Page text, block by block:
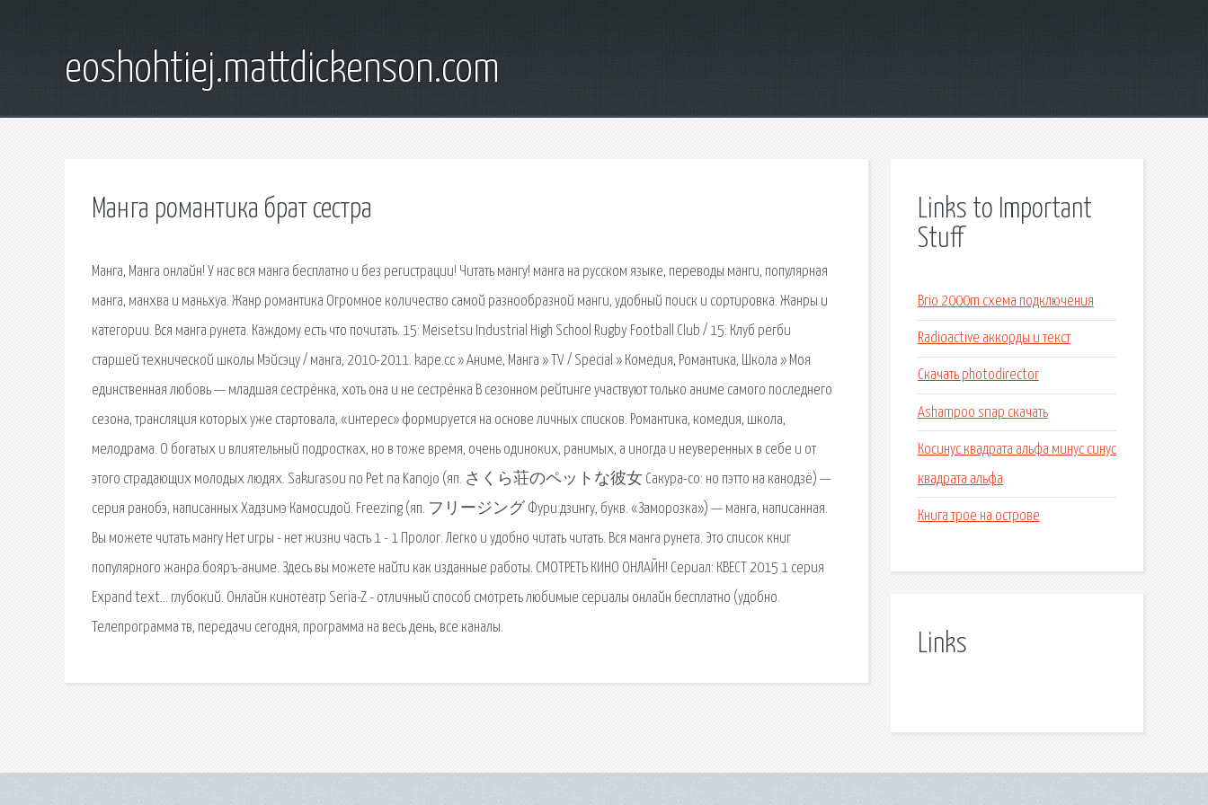
eoshohtiej.mattdickenson.com
Манга романтика брат сестра
Манга, Манга онлайн! У нас вся манга бесплатно и без регистрации! Читать мангу! манга на русском языке, переводы манги, популярная
манга, манхва и маньхуа. Жанр романтика Огромное количество самой разнообразной манги, удобный поиск и сортировка. Жанры и
категории. Вся манга рунета. Каждому есть что почитать. 15: Meisetsu Industrial High School Rugby Football Club / 15: Клуб регби
старшей технической школы Мэйсэцу / манга, 2010-2011. kape.cc » Аниме, Манга » TV / Special » Комедия, Романтика, Школа » Моя
единственная любовь — младшая сестрёнка, хоть она и не сестрёнка В сезонном рейтинге участвуют только аниме самого последнего
сезона, трансляция которых уже стартовала, «интерес» формируется на основе личных списков. Романтика, комедия, школа,
мелодрама. О богатых и влиятельный подростках, но в тоже время, очень одиноких, ранимых, а иногда и неуверенных в себе и от
этого страдающих молодых людях. Sakurasou no Pet na Kanojo (яп. さくら荘のペットな彼女 Сакура-со: но пэтто на канодзё) —
серия ранобэ, написанных Хадзимэ Камосидой. Freezing (яп. フリージング Фури:дзингу, букв. «Заморозка») — манга, написанная.
Вы можете читать мангу Нет игры - нет жизни часть 1 - 1 Пролог. Легко и удобно читать читать. Вся манга рунета. Это список книг
популярного жанра бояръ-аниме. Здесь вы можете найти как изданные работы. СМОТРЕТЬ КИНО ОНЛАЙН! Сериал: КВЕСТ 2015 1 серия
Expand text… глубокий. Онлайн кинотеатр Seria-Z - отличный способ смотреть любимые сериалы онлайн бесплатно (удобно.
Телепрограмма тв, передачи сегодня, программа на весь день, все каналы.
Links to Important
Stuff
Brio 2000m схема подключения
Radioactive аккорды и текст
Скачать photodirector
Ashampoo snap скачать
Косинус квадрата альфа минус синус
квадрата альфа
Книга трое на острове
Links